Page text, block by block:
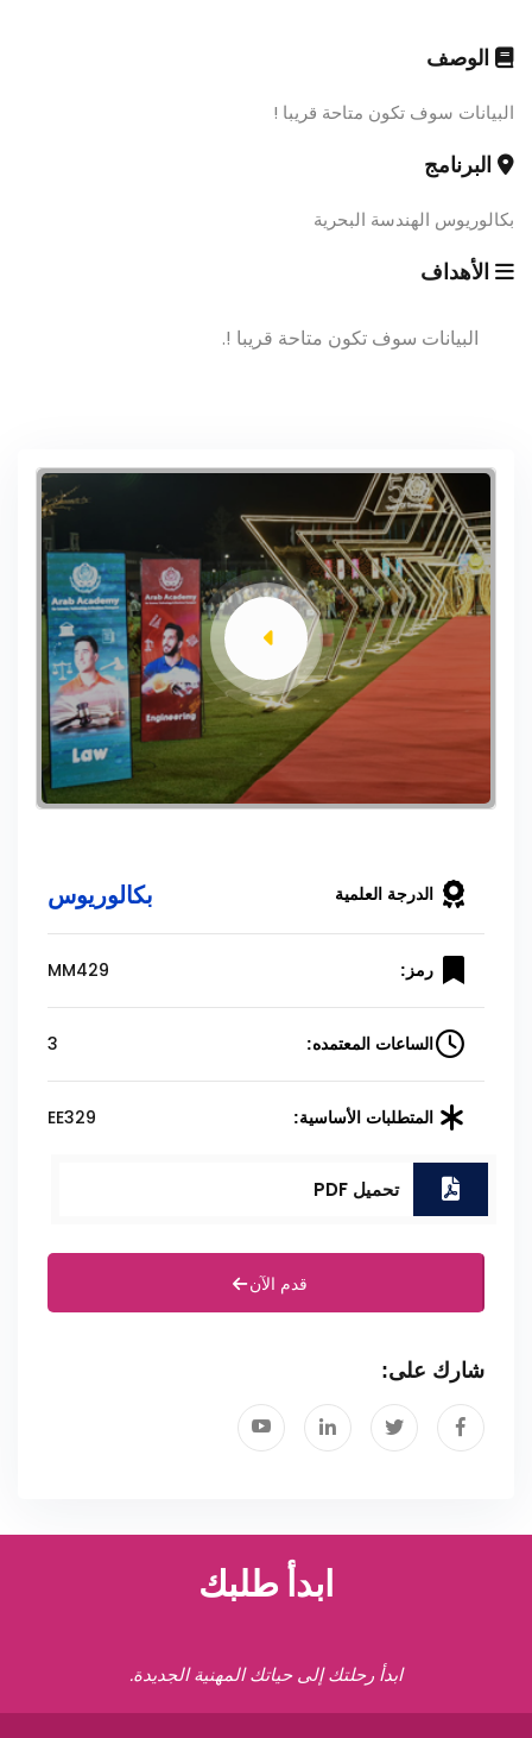
الوصف
البيانات سوف تكون متاحة قريبا !
البرنامج
بكالوريوس الهندسة البحرية
الأهداف
البيانات سوف تكون متاحة قريبا !.
الدرجة العلمية بكالوريوس
رمز: MM429
الساعات المعتمده: 3
المتطلبات الأساسية: EE329
تحميل PDF
قدم الآن
شارك على:
ابدأ طلبك
ابدأ رحلتك إلى حياتك المهنية الجديدة.